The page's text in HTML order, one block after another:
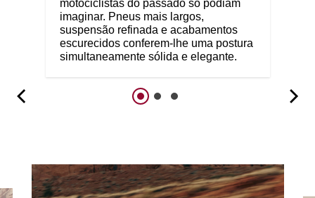
motociclistas do passado só podiam
imaginar. Pneus mais largos,
suspensão refinada e acabamentos
escurecidos conferem-lhe uma postura
simultaneamente sólida e elegante.